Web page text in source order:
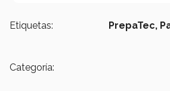
Etiquetas: PrepaTec,
Categoría: